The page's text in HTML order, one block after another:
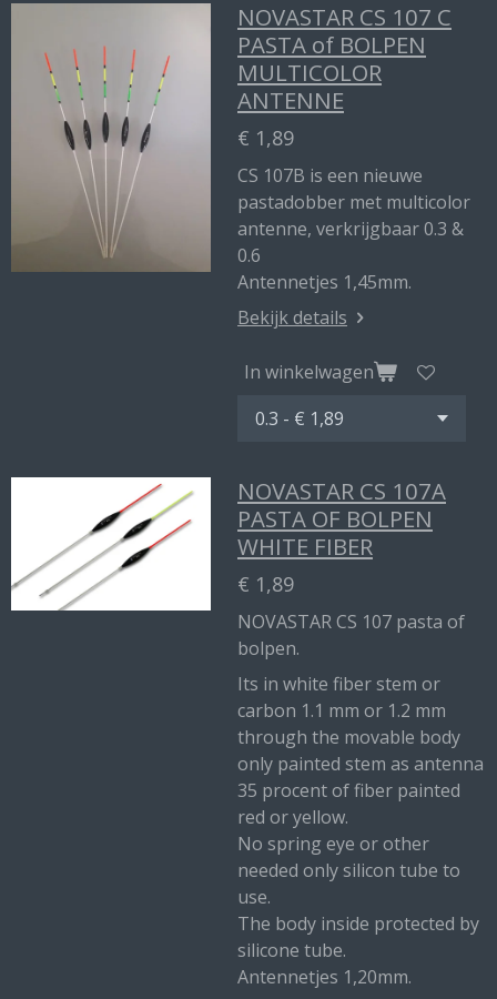
NOVASTAR CS 107 C
PASTA of BOLPEN
MULTICOLOR
ANTENNE
€ 1,89
CS 107B is een nieuwe
pastadobber met multicolor
antenne, verkrijgbaar 0.3 &
0.6
Antennetjes 1,45mm.
Bekijk details
In winkelwagen
NOVASTAR CS 107A
PASTA OF BOLPEN
WHITE FIBER
€ 1,89
NOVASTAR CS 107 pasta of
bolpen.
Its in white fiber stem or
carbon 1.1 mm or 1.2 mm
through the movable body
only painted stem as antenna
35 procent of fiber painted
red or yellow.
No spring eye or other
needed only silicon tube to
use.
The body inside protected by
silicone tube.
Antennetjes 1,20mm.